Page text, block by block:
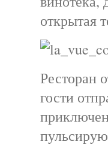
открытая
Ресторан
гости